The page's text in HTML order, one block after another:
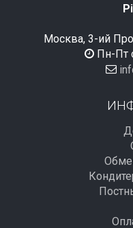
Москва, 3-ий
Пн-Пт